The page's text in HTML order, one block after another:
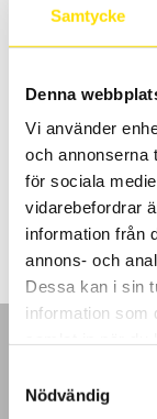
Samtycke
Denna
Vi använder
och annonserna
för sociala
vidarebefordrar
information från
annons- och
Dessa kan i sin
information som
Nödvändig
mycket låg
5,795.00 kr –